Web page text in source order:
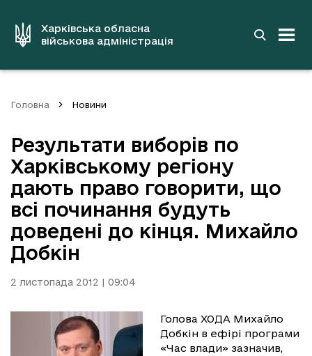
вмістуХарківська обласна
військова адміністрація
Головна Новини
Результати виборів по
Харківському регіону
дають право говорити, що
всі починання будуть
доведені до кінця. Михайло
Добкін
2 листопада 2012 | 09:04
Голова ХОДА Михайло
Добкін в ефірі програми
«Час влади» зазначив,